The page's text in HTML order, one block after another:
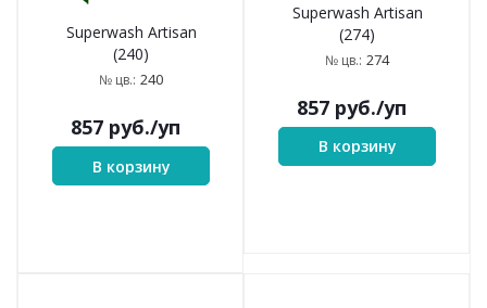
Superwash Artisan
(240)
№ цв.: 240
857 руб./уп
В корзину
Superwash Artisan
(274)
№ цв.: 274
857 руб./уп
В корзину